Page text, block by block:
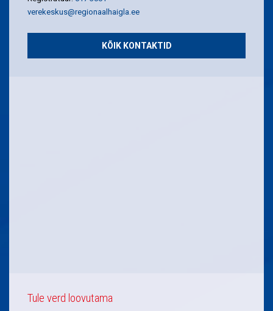
verekeskus@regionaalhaigla.ee
KÕIK KONTAKTID
Tule verd loovutama